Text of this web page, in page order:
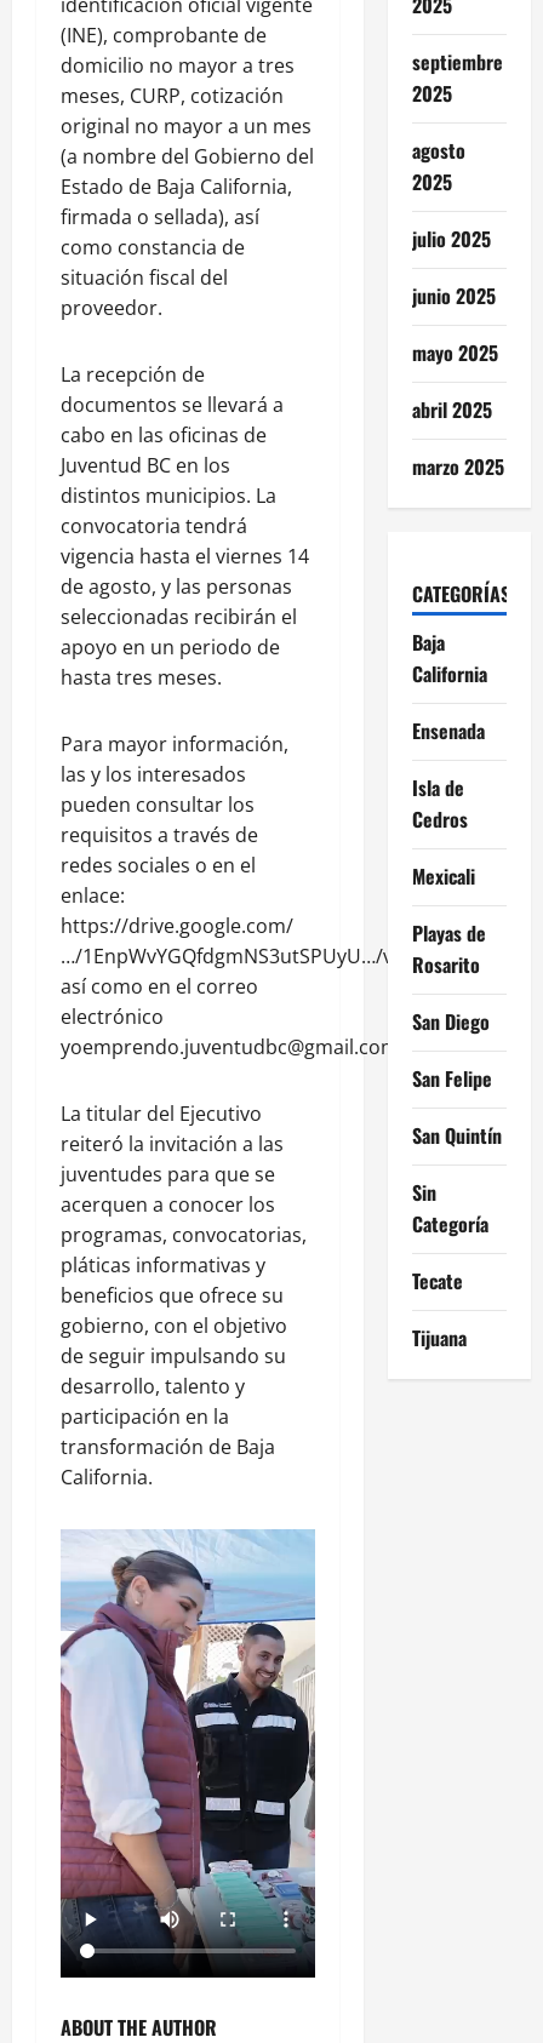
(INE), comprobante de
domicilio no mayor a tres
meses, CURP, cotización
original no mayor a un mes
(a nombre del Gobierno del
Estado de Baja California,
firmada o sellada), así
como constancia de
situación fiscal del
proveedor.
La recepción de
documentos se llevará a
cabo en las oficinas de
Juventud BC en los
distintos municipios. La
convocatoria tendrá
vigencia hasta el viernes 14
de agosto, y las personas
seleccionadas recibirán el
apoyo en un periodo de
hasta tres meses.
Para mayor información,
las y los interesados
pueden consultar los
requisitos a través de
redes sociales o en el
enlace:
https://drive.google.com/
…/1EnpWvYGQfdgmNS3utSPUyU…/view,
así como en el correo
electrónico
yoemprendo.juventudbc@gmail.com.
La titular del Ejecutivo
reiteró la invitación a las
juventudes para que se
acerquen a conocer los
programas, convocatorias,
pláticas informativas y
beneficios que ofrece su
gobierno, con el objetivo
de seguir impulsando su
desarrollo, talento y
participación en la
transformación de Baja
California.
ABOUT THE AUTHOR
septiembre
2025
agosto
2025
julio 2025
junio 2025
mayo 2025
abril 2025
marzo 2025
CATEGORÍAS
Baja
California
Ensenada
Isla de
Cedros
Mexicali
Playas de
Rosarito
San Diego
San Felipe
San Quintín
Sin
Categoría
Tecate
Tijuana